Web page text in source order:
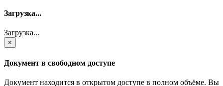
Загрузка...
Загрузка...
×
Документ в свободном доступе
Документ находится в открытом доступе в полном объёме. Вы